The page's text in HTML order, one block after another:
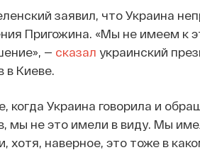
заявил, что Украина
Пригожина. «Мы не имеем к
— сказал украинский
в Киеве.
когда Украина говорила и
мы не это имели в виду. Мы
хотя, наверное, это тоже в